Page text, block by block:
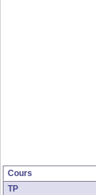
Cours
TP